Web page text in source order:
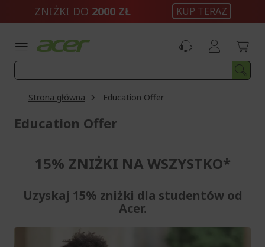
ZNIŻKI DO 2000 ZŁ KUP TERAZ
Strona główna Education Offer
Education Offer
15% ZNIŻKI NA WSZYSTKO*
Uzyskaj 15% zniżki dla studentów od
Acer.